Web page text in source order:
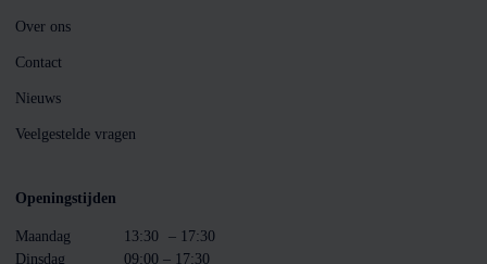
Over ons
Contact
Nieuws
Veelgestelde vragen
Openingstijden
Maandag 13:30 – 17:30
Dinsdag
09:00 – 17:30